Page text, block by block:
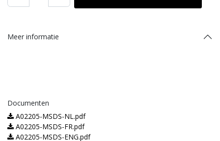
Meer informatie
Documenten
A02205-MSDS-NL.pdf
A02205-MSDS-FR.pdf
A02205-MSDS-ENG.pdf